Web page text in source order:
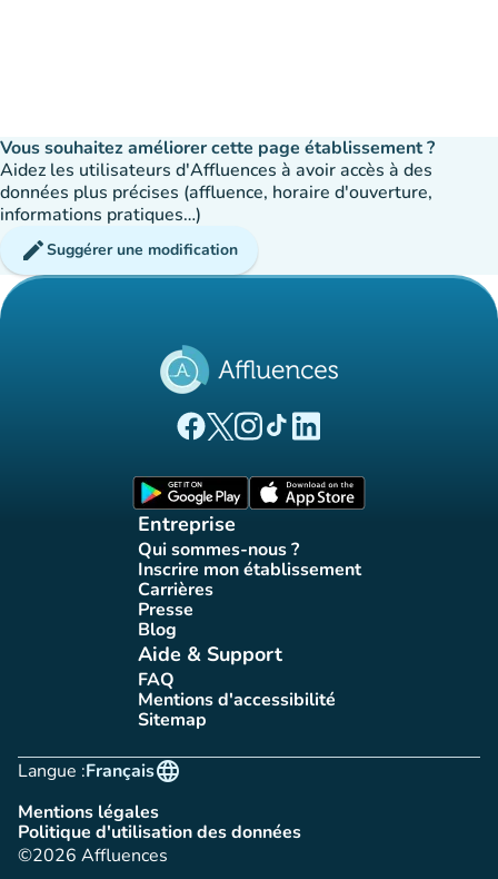
Vous souhaitez améliorer cette page établissement ?
Aidez les utilisateurs d'Affluences à avoir accès à des
données plus précises (affluence, horaire d'ouverture,
informations pratiques…)
editSuggérer une modification
(nouvel onglet)
(nouvel onglet)
(nouvel onglet)
(nouvel onglet)
(nouvel onglet)
Entreprise
Qui sommes-nous ?
(nouvel onglet)
Inscrire mon établissement
(nouvel onglet)
Carrières(nouvel onglet)
Presse(nouvel onglet)
Blog(nouvel onglet)
Aide & Support
FAQ(nouvel onglet)
Mentions d'accessibilité
(nouvel onglet)
Sitemap(nouvel onglet)
Langue :
language
Français
Mentions légales
(nouvel onglet)
Politique d'utilisation des données
(nouvel onglet)
©2026 Affluences